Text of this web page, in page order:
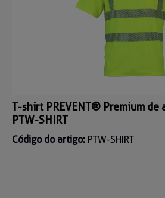
T-shirt PREVENT® Premium
PTW-SHIRT
Código do artigo: PTW-SHIRT